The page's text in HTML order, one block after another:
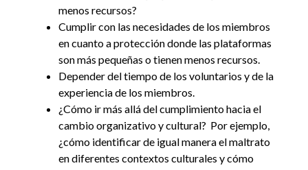
menos recursos?
Cumplir con las necesidades de los miembros
en cuanto a protección donde las plataformas
son más pequeñas o tienen menos recursos.
Depender del tiempo de los voluntarios y de la
experiencia de los miembros.
¿Cómo ir más allá del cumplimiento hacia el
cambio organizativo y cultural? Por ejemplo,
¿cómo identificar de igual manera el maltrato
en diferentes contextos culturales y cómo